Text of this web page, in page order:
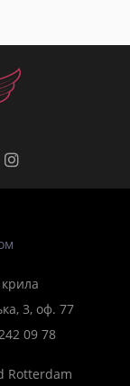
3, оф. 77
09 78
Rotterdam